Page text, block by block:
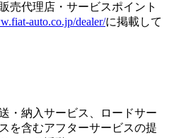
売代理店・サービスポイント
auto.co.jp/dealer/に掲載して
・納入サービス、ロードサー
を含むアフターサービスの提